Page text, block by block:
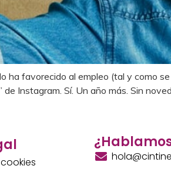
ha favorecido al empleo (tal y como
Instagram. Sí. Un año más. Sin